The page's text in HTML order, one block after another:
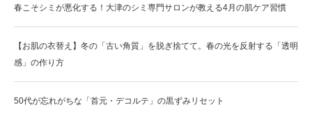
春こそシミが悪化する！大津のシミ専門サロンが教える4月の肌ケア習慣
【お肌の衣替え】冬の「古い角質」を脱ぎ捨てて。春の光を反射する「透明
感」の作り方
50代が忘れがちな「首元・デコルテ」の黒ずみリセット